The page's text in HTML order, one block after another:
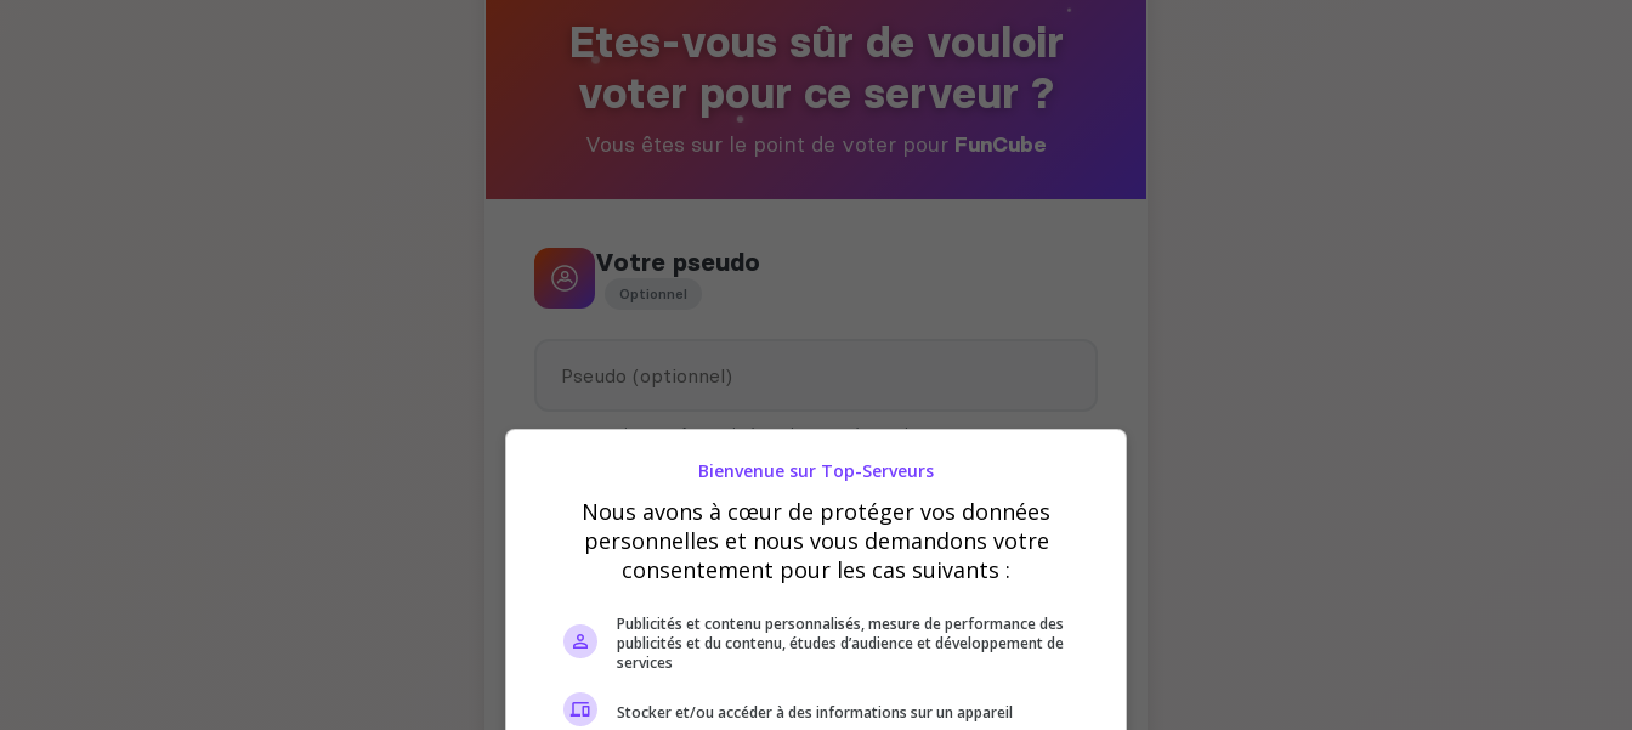
Etes-vous sûr de vouloir
voter pour ce serveur ?
Vous êtes sur le point de voter pour FunCube
Votre pseudo
Optionnel
Ce pseudo peut être utilisé par le propriétaire du serveur pour vous
Vérification
Requis
Cette étape nous aide à lutter contre les votes
automatisés
Bienvenue sur Top-Serveurs
Nous avons à cœur de protéger vos données
personnelles et nous vous demandons votre
consentement pour les cas suivants :
Publicités et contenu personnalisés, mesure de performance des
publicités et du contenu, études d’audience et développement de
services
Stocker et/ou accéder à des informations sur un appareil